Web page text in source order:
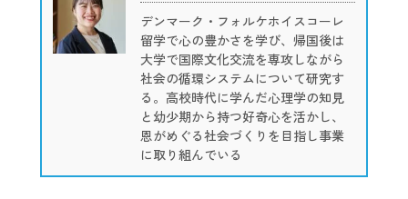
デンマーク・フォルケホイスコーレ
留学で心の豊かさを学び、帰国後は
大学で国際文化交流を専攻しながら
社会の循環システムについて研究す
る。高校時代に学んだ心理学の知見
と幼少期から持つ好奇心を活かし、
恩がめぐる社会づくりを目指し事業
に取り組んでいる